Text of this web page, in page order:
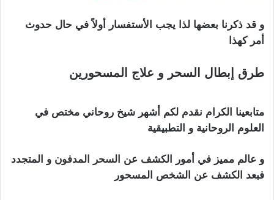
و قد ذكرنا بعضها لذا يجب الأستفسار أولاً في حال حدوث
أمر كهذا
طرق إبطال السحر و علاج المسحورين
متابعينا الكرام نقدم لكم أشهر شيخ روحاني مختص في
العلوم الروحانية و التطبيقية
و عالم مميز في أمور الكشف عن السحر المدفون و المتجدد
فبعد الكشف عن الشخص المسحور